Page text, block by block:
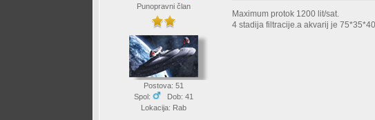
Punopravni član
Postova: 51
Spol:
Dob: 41
Lokacija: Rab
Maximum protok 1200 lit/sat.
4 stadija filtracije.a akvarij je